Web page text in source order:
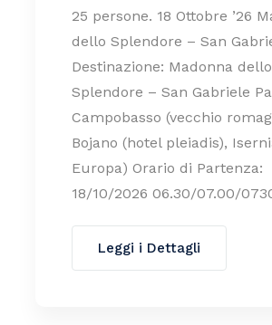
25 persone. 18 Ottobre ’26
dello Splendore – San
Destinazione: Madonna dello
Splendore – San Gabriele
Campobasso (vecchio
Bojano (hotel pleiadis),
Europa) Orario di Partenza:
18/10/2026 06.30/07.00/
Leggi i Dettagli